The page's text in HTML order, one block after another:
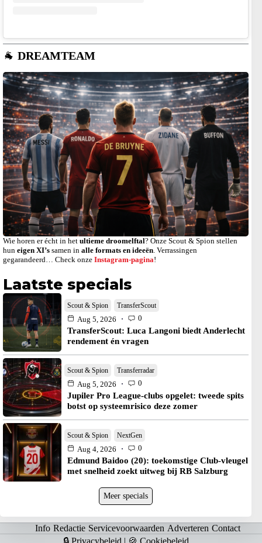
🐐 DREAMTEAM
Wie horen er écht in het ultieme droomelftal? Onze Scout & Spion stellen
hun eigen XI’s samen in alle formats en ideeën . Verrassingen
gegarandeerd… Check onze Instagram-pagina!
Laatste specials
Scout & Spion TransferScout
Aug 5, 2026 0
TransferScout: Luca Langoni biedt Anderlecht
rendement én vragen
Scout & Spion Transferradar
Aug 5, 2026 0
Jupiler Pro League-clubs opgelet: tweede spits
botst op systeemrisico deze zomer
Scout & Spion NextGen
Aug 4, 2026 0
Edmund Baidoo (20): toekomstige Club-vleugel
met snelheid zoekt uitweg bij RB Salzburg
Meer specials
Info Redactie Servicevoorwaarden Adverteren Contact
🔒 Privacybeleid | 🍪 Cookiebeleid